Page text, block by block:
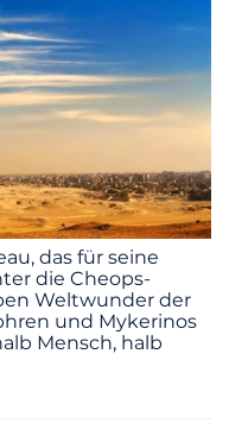
das für seine
die Cheops-
Weltwunder der
und Mykerinos
Mensch, halb